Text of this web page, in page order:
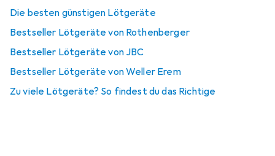
Die besten günstigen Lötgeräte
Bestseller Lötgeräte von Rothenberger
Bestseller Lötgeräte von JBC
Bestseller Lötgeräte von Weller Erem
Zu viele Lötgeräte? So findest du das Richtige